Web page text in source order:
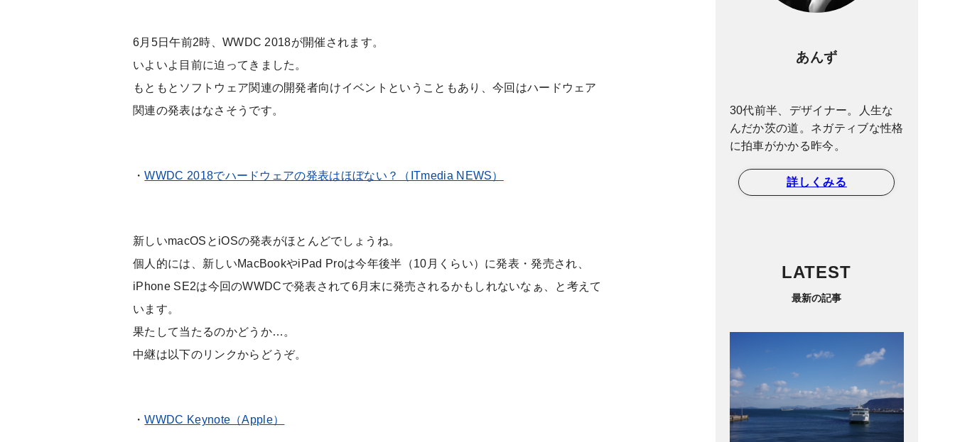
6月5日午前2時、WWDC 2018が開催されます。
いよいよ目前に迫ってきました。
もともとソフトウェア関連の開発者向けイベントということもあり、今回はハードウェア
関連の発表はなさそうです。
・WWDC 2018でハードウェアの発表はほぼない？（ITmedia NEWS）
新しいmacOSとiOSの発表がほとんどでしょうね。
個人的には、新しいMacBookやiPad Proは今年後半（10月くらい）に発表・発売され、
iPhone SE2は今回のWWDCで発表されて6月末に発売されるかもしれないなぁ、と考えて
います。
果たして当たるのかどうか…。
中継は以下のリンクからどうぞ。
・WWDC Keynote（Apple）
あんず
30代前半、デザイナー。人生な
んだか茨の道。ネガティブな性格
に拍車がかかる昨今。
詳しくみる
LATEST
最新の記事